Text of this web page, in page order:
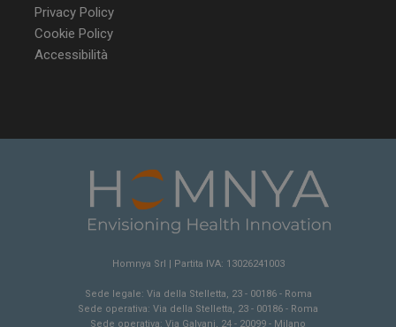
Privacy Policy
Cookie Policy
Accessibilità
Homnya Srl | Partita IVA: 13026241003
Sede legale: Via della Stelletta, 23 - 00186 - Roma
Sede operativa: Via della Stelletta, 23 - 00186 - Roma
Sede operativa: Via Galvani, 24 - 20099 - Milano